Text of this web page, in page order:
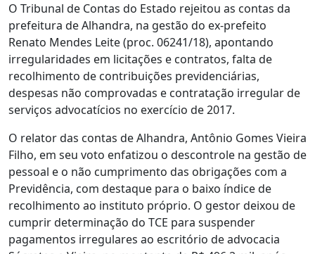
O Tribunal de Contas do Estado rejeitou as contas da
prefeitura de Alhandra, na gestão do ex-prefeito
Renato Mendes Leite (proc. 06241/18), apontando
irregularidades em licitações e contratos, falta de
recolhimento de contribuições previdenciárias,
despesas não comprovadas e contratação irregular de
serviços advocatícios no exercício de 2017.
O relator das contas de Alhandra, Antônio Gomes Vieira
Filho, em seu voto enfatizou o descontrole na gestão de
pessoal e o não cumprimento das obrigações com a
Previdência, com destaque para o baixo índice de
recolhimento ao instituto próprio. O gestor deixou de
cumprir determinação do TCE para suspender
pagamentos irregulares ao escritório de advocacia